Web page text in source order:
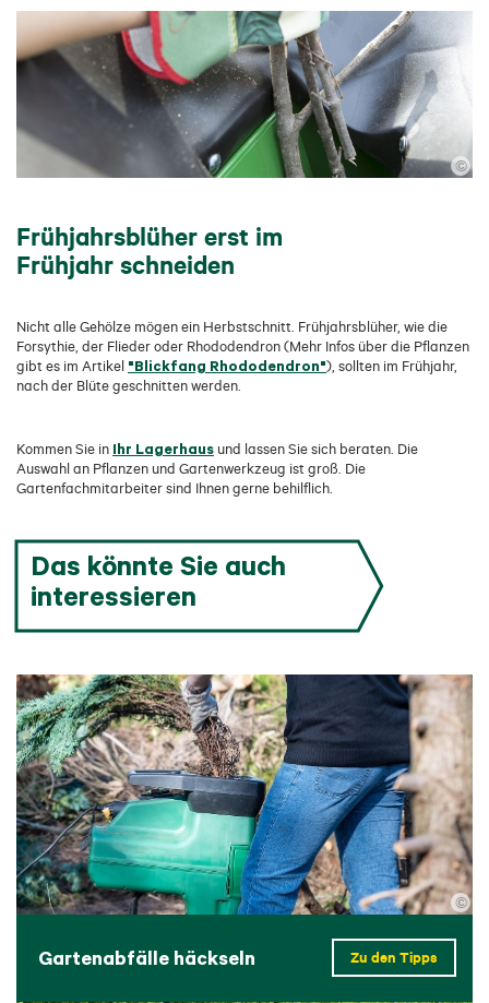
©
Frühjahrsblüher erst im
Frühjahr schneiden
Nicht alle Gehölze mögen ein Herbstschnitt. Frühjahrsblüher, wie die
Forsythie, der Flieder oder Rhododendron (Mehr Infos über die Pflanzen
gibt es im Artikel "Blickfang Rhododendron"), sollten im Frühjahr,
nach der Blüte geschnitten werden.
Kommen Sie in Ihr Lagerhaus und lassen Sie sich beraten. Die
Auswahl an Pflanzen und Gartenwerkzeug ist groß. Die
Gartenfachmitarbeiter sind Ihnen gerne behilflich.
Das könnte Sie auch
interessieren
Gartenabfälle häckseln Zu den Tipps
©